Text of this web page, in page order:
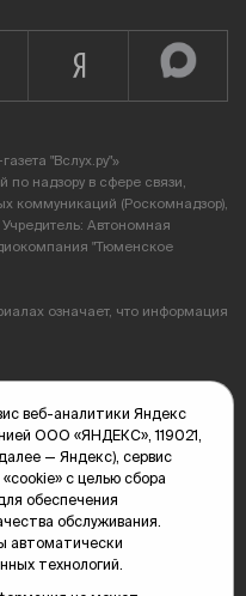
"Вслух.ру"»
по надзору в сфере связи,
коммуникаций (Роскомнадзор),
Автономная
"Тюменское
означает, что информация
28А
веб-аналитики Яндекс
ООО «ЯНДЕКС», 119021,
— Яндекс), сервис
с целью сбора
обеспечения
обслуживания.
автоматически
технологий.